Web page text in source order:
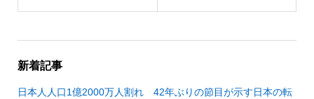
新着記事
日本人人口1億2000万人割れ 42年ぶりの節目が示す日本の転